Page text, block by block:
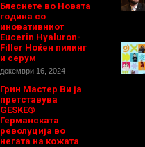
Блеснете во Новата
година со
иновативниот
Eucerin Hyaluron-
Filler Ноќен пилинг
и серум
декември 16, 2024
Грин Мастер Ви ја
претставува
GESKE®
Германската
револуција во
негата на кожата